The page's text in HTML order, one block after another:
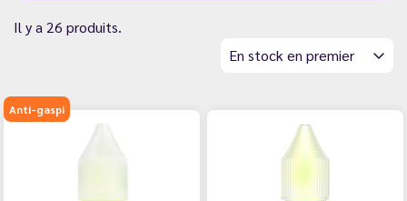
Il y a 26 produits.
En stock en premier
Anti-gaspi